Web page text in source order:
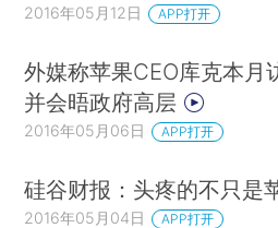
2016年05月12日 APP打开
外媒称苹果CEO库克本月
并会晤政府高层
2016年05月06日 APP打开
硅谷财报：头疼的不只是
2016年05月04日 APP打开